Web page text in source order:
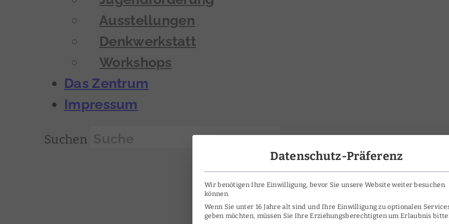
Ausstellungen
Denkwerkstatt
Workshops
Das Zentrum
Impressum
Suchen
Datenschutz-Präferenz
Wir benötigen Ihre Einwilligung, bevor Sie unsere Website weiter besuchen
können.
Wenn Sie unter 16 Jahre alt sind und Ihre Einwilligung zu optionalen
geben möchten, müssen Sie Ihre Erziehungsberechtigten um Erlaubnis